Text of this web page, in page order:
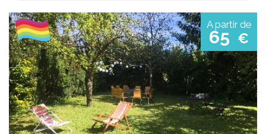
A partir de
65 €